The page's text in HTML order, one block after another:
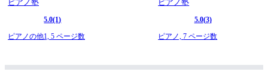
ピアノ塾
5.0(1)
ピアノの他1, 5 ページ数
ピアノ塾
5.0(3)
ピアノ,7 ページ数